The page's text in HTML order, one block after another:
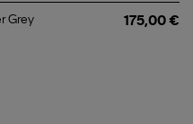
Grey
175,00 €